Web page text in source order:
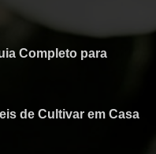
Completo para
de Cultivar em Casa